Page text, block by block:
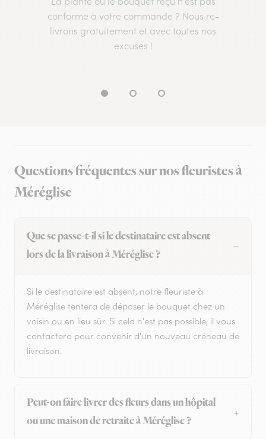
conforme à votre commande ? Nous re-
livrons gratuitement et avec toutes nos
excuses !
Questions fréquentes sur nos fleuristes à
Méréglise
Que se passe-t-il si le destinataire est absent
lors de la livraison à Méréglise ?
Si le destinataire est absent, notre fleuriste à
Méréglise tentera de déposer le bouquet chez un
voisin ou en lieu sûr. Si cela n'est pas possible, il vous
contactera pour convenir d'un nouveau créneau de
livraison.
Peut-on faire livrer des fleurs dans un hôpital
ou une maison de retraite à Méréglise ?